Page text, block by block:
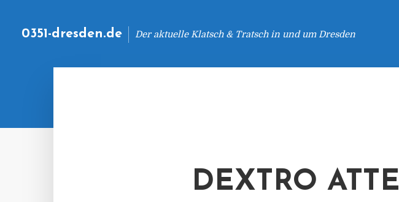
0351-dresden.de Der aktuelle Klatsch & Tratsch in und um Dresden
DEXTRO